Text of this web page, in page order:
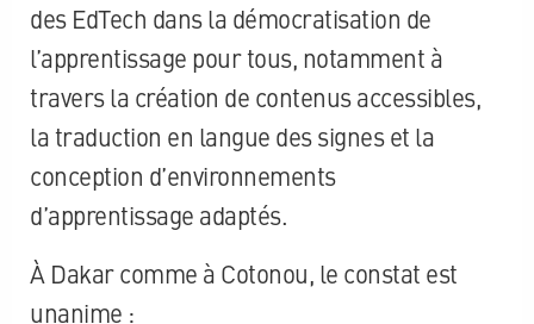
des EdTech dans la démocratisation de
l’apprentissage pour tous, notamment à
travers la création de contenus accessibles,
la traduction en langue des signes et la
conception d’environnements
d’apprentissage adaptés.
À Dakar comme à Cotonou, le constat est
unanime :